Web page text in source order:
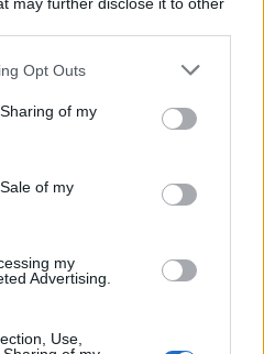
app uses one or more Google
behaviour. You may click to
and its third-party tags to
purposes in below Google
Opt Outs
of my
of my
my
Advertising.
Use,
ευρώ ο λογαριασμός